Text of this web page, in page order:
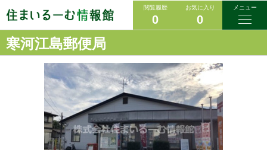
閲覧履歴
0
お気に入り
0
メニュー
寒河江島郵便局